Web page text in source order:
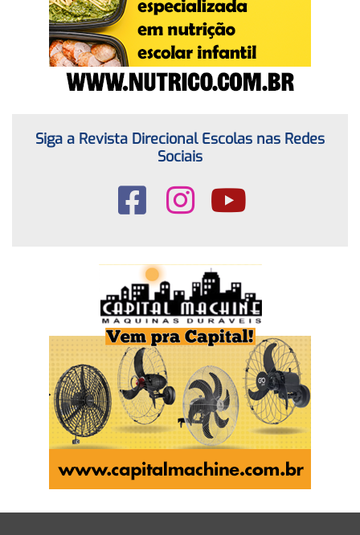
Siga a Revista Direcional Escolas nas Redes
Sociais